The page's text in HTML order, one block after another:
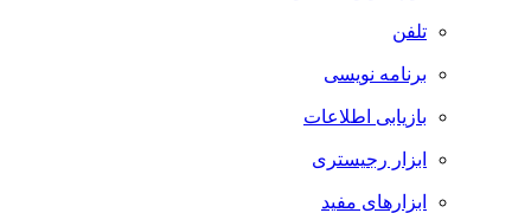
تلفن
برنامه نویسی
بازیابی اطلاعات
ابزار رجیستری
ابزارهای مفید